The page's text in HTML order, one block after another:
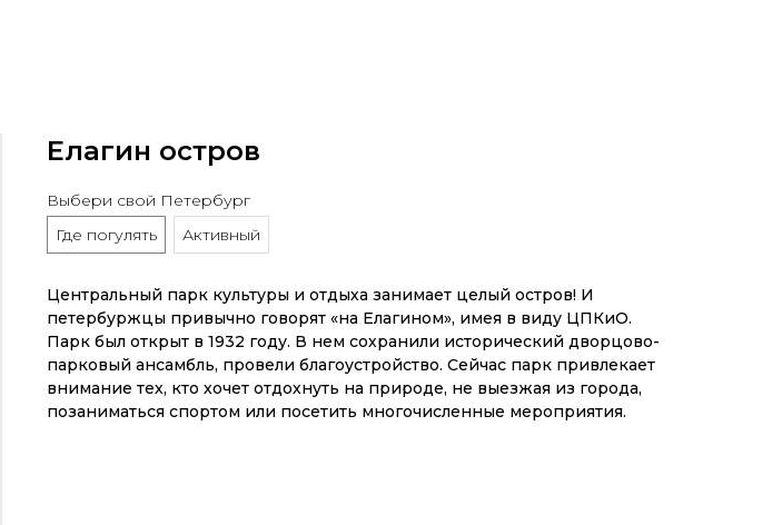
Елагин остров
Выбери свой Петербург
Где погулять
Активный
Центральный парк культуры и отдыха занимает целый остров! И
петербуржцы привычно говорят «на Елагином», имея в виду ЦПКиО.
Парк был открыт в 1932 году. В нем сохранили исторический дворцово-
парковый ансамбль, провели благоустройство. Сейчас парк привлекает
внимание тех, кто хочет отдохнуть на природе, не выезжая из города,
позаниматься спортом или посетить многочисленные мероприятия.